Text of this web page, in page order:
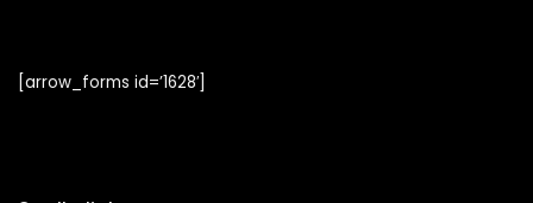
[arrow_forms id=’1628′]